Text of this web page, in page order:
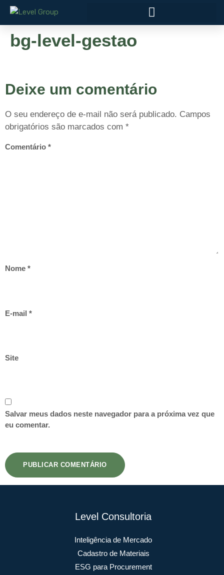
bg-level-gestao
Deixe um comentário
O seu endereço de e-mail não será publicado. Campos
obrigatórios são marcados com *
Comentário *
Nome *
E-mail *
Site
Salvar meus dados neste navegador para a próxima vez que
eu comentar.
Level Consultoria
Inteligência de Mercado
Cadastro de Materiais
ESG para Procurement